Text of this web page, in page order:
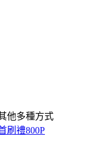
他多種方式
刷禮800P